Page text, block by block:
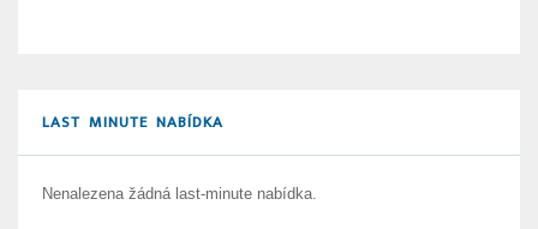
LAST MINUTE NABÍDKA
Nenalezena žádná last-minute nabídka.